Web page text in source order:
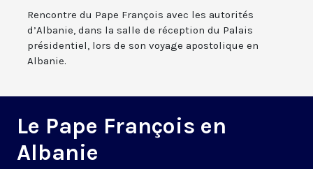
Rencontre du Pape François avec les autorités
d’Albanie, dans la salle de réception du Palais
présidentiel, lors de son voyage apostolique en
Albanie.
Le Pape François en
Albanie